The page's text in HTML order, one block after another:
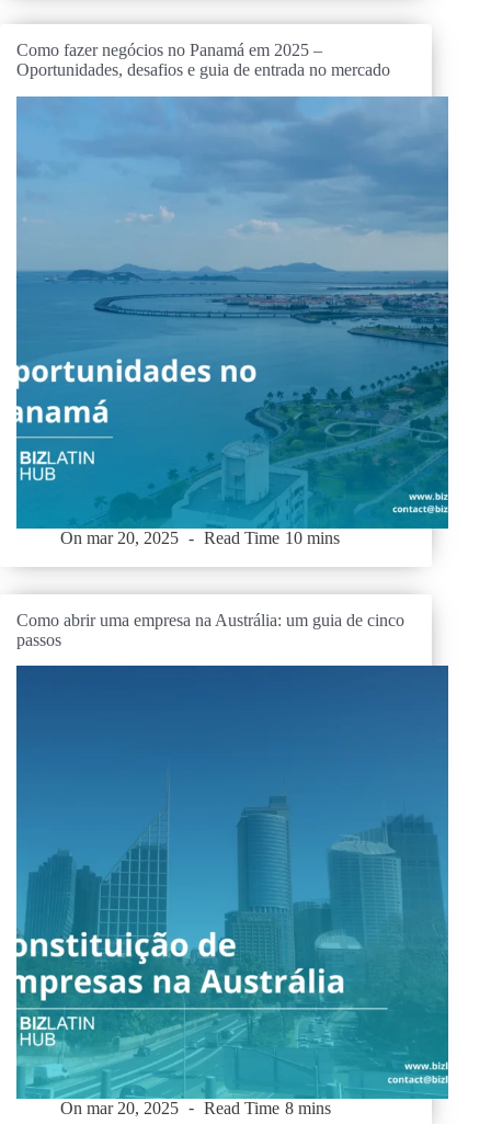
Como fazer negócios no Panamá em 2025 –
Oportunidades, desafios e guia de entrada no mercado
On mar 20, 2025 Read Time 10 mins
Como abrir uma empresa na Austrália: um guia de cinco
passos
On mar 20, 2025 Read Time 8 mins